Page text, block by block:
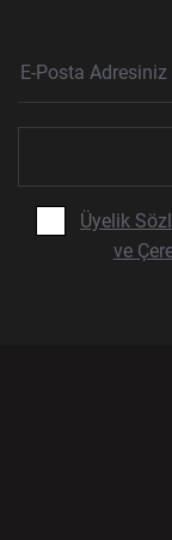
Haber
Üyelik
ve